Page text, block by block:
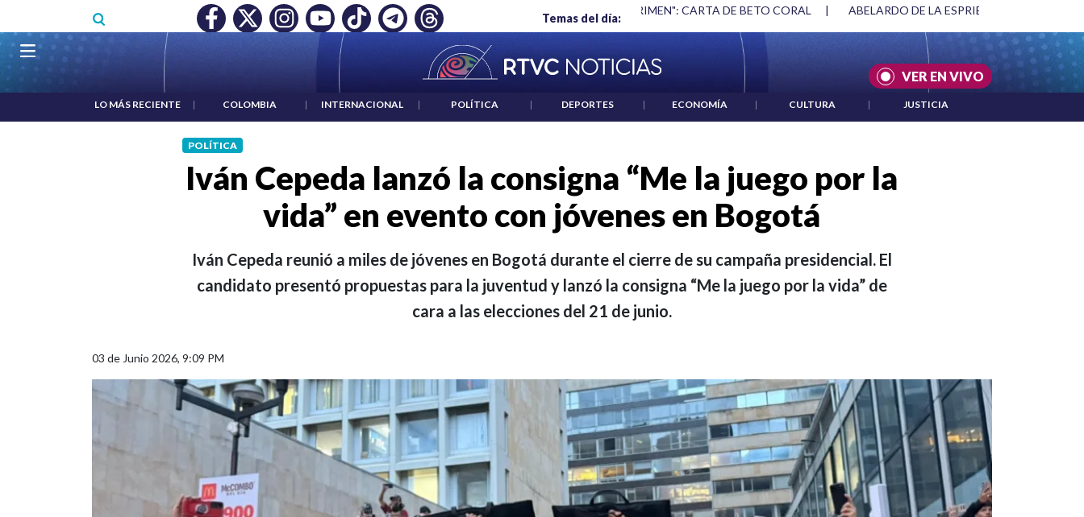
Temas del día:
MÍNIMO NO DESTRUYÓ EMPLEO: JP MORGAN | "HABLAR NO ES UN CRIMEN": CARTA DE BETO CORAL ABELARDO DE LA ESPRIELLA Y DMG | ACUERDOS ENTRE ESTADOS UNIDOS E
VER EN VIVO
Navegación principal
LO MÁS RECIENTE | COLOMBIA | INTERNACIONAL | POLÍTICA | DEPORTES | ECONOMÍA | CULTURA | JUSTICIA
POLÍTICA
Iván Cepeda lanzó la consigna “Me la juego por la
vida” en evento con jóvenes en Bogotá
Iván Cepeda reunió a miles de jóvenes en Bogotá durante el cierre de su campaña presidencial. El
candidato presentó propuestas para la juventud y lanzó la consigna “Me la juego por la vida” de
cara a las elecciones del 21 de junio.
03 de Junio 2026, 9:09 PM